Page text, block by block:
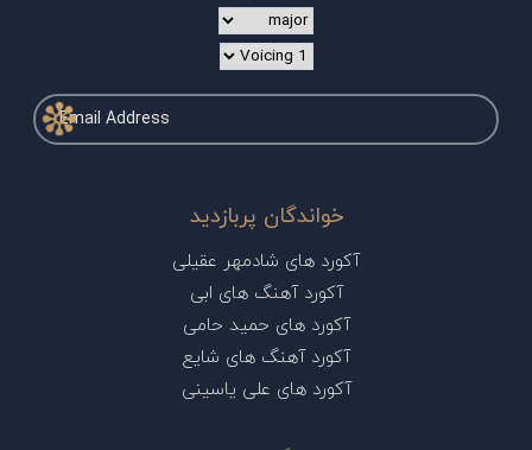
خواندگان پربازدید
آکورد های شادمهر عقیلی
آکورد آهنگ های ابی
آکورد های حمید حامی
آکورد آهنگ های شایع
آکورد های علی یاسینی